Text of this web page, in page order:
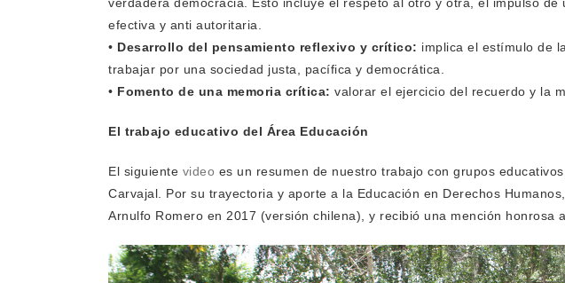
efectiva y anti autoritaria.
• Desarrollo del pensamiento reflexivo y crítico: implica el estímulo de
trabajar por una sociedad justa, pacífica y democrática.
• Fomento de una memoria crítica: valorar el ejercicio del recuerdo y la
El trabajo educativo del Área Educación
El siguiente video es un resumen de nuestro trabajo con grupos
Carvajal. Por su trayectoria y aporte a la Educación en Derechos
Arnulfo Romero en 2017 (versión chilena), y recibió una mención honrosa